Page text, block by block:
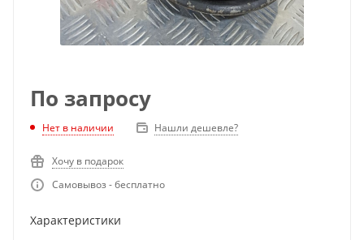
По запросу
Нет в наличии Нашли дешевле?
Хочу в подарок
Самовывоз - бесплатно
Характеристики